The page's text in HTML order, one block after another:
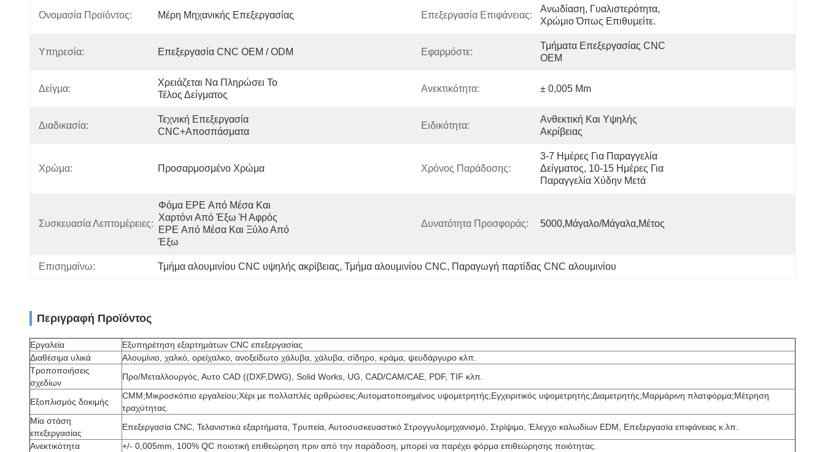
Ονομασία Προϊόντος: Μέρη Μηχανικής Επεξεργασίας Επεξεργασία Επιφάνειας:
Ανωδίαση, Γυαλιστερότητα,
Χρώμιο Όπως Επιθυμείτε.
Υπηρεσία: Επεξεργασία CNC OEM / ODM Εφαρμόστε:
Τμήματα Επεξεργασίας CNC
OEM
Δείγμα:
Χρειάζεται Να Πληρώσει Το
Τέλος Δείγματος
Ανεκτικότητα: ± 0,005 Mm
Διαδικασία:
Τεχνική Επεξεργασία
CNC+αποσπάσματα
Ειδικότητα:
Ανθεκτική Και Υψηλής
Ακρίβειας
Χρώμα: Προσαρμοσμένο Χρώμα Χρόνος Παράδοσης:
3-7 Ημέρες Για Παραγγελία
Δείγματος, 10-15 Ημέρες Για
Παραγγελία Χύδην Μετά
Συσκευασία Λεπτομέρειες:
Φόμα EPE Από Μέσα Και
Χαρτόνι Από Έξω Ή Αφρός
EPE Από Μέσα Και Ξύλο Από
Έξω
Δυνατότητα Προσφοράς: 5000,Μάγαλο/Μάγαλα,Μέτος
Επισημαίνω: Τμήμα αλουμινίου CNC υψηλής ακρίβειας, Τμήμα αλουμινίου CNC, Παραγωγή παρτίδας CNC αλουμινίου
Περιγραφή Προϊόντος
Εργαλεία
Εξυπηρέτηση εξαρτημάτων CNC επεξεργασίας
Διαθέσιμα υλικά
Αλουμίνιο, χαλκό, ορείχαλκο, ανοξείδωτο χάλυβα, χάλυβα, σίδηρο, κράμα, ψευδάργυρο κλπ.
Τροποποιήσεις
σχεδίων
Προ/Μεταλλουργός, Αυτο CAD ((DXF,DWG), Solid Works, UG, CAD/CAM/CAE, PDF, TIF κλπ.
Εξοπλισμός δοκιμής
CMM;Μικροσκόπιο εργαλείου;Χέρι με πολλαπλές αρθρώσεις;Αυτοματοποιημένος υψομετρητής;Εγχειριτικός υψομετρητής;Διαμετρητής;Μαρμάρινη πλατφόρμα;Μέτρηση
τραχύτητας.
Μία στάση
επεξεργασίας
Επεξεργασία CNC, Τελανιστικά εξαρτήματα, Τρυπεία, Αυτοσυσκευαστικό Στρογγυλομηχανισμό, Στρίψιμο, Έλεγχο καλωδίων EDM, Επεξεργασία επιφάνειας κ.λπ.
Ανεκτικότητα
+/- 0,005mm, 100% QC ποιοτική επιθεώρηση πριν από την παράδοση, μπορεί να παρέχει φόρμα επιθεώρησης ποιότητας.